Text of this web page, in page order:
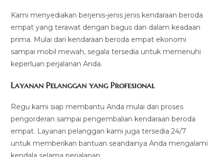
Kami menyediakan berjenis-jenis jenis kendaraan beroda
empat yang terawat dengan bagus dan dalam keadaan
prima. Mulai dari kendaraan beroda empat ekonomi
sampai mobil mewah, segala tersedia untuk memenuhi
keperluan perjalanan Anda.
Layanan Pelanggan yang Profesional
Regu kami siap membantu Anda mulai dari proses
pengorderan sampai pengembalian kendaraan beroda
empat. Layanan pelanggan kami juga tersedia 24/7
untuk memberikan bantuan seandainya Anda mengalami